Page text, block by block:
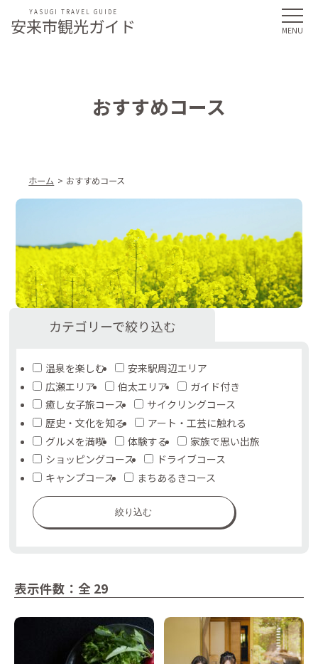
安来市観光ガイド
YASUGI TRAVEL GUIDE
おすすめコース
ホーム おすすめコース
カテゴリーで絞り込む
温泉を楽しむ
安来駅周辺エリア
広瀬エリア
伯太エリア
ガイド付き
癒し女子旅コース
サイクリングコース
歴史・文化を知る
アート・工芸に触れる
グルメを満喫
体験する
家族で思い出旅
ショッピングコース
ドライブコース
キャンプコース
まちあるきコース
絞り込む
表示件数：全 29